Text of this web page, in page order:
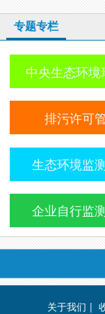
专题专栏
中央生态环
排污许可
生态环境监
企业自行监
关于我们 |